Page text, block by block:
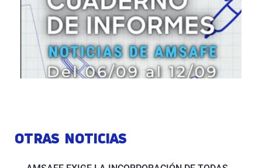
OTRAS NOTICIAS